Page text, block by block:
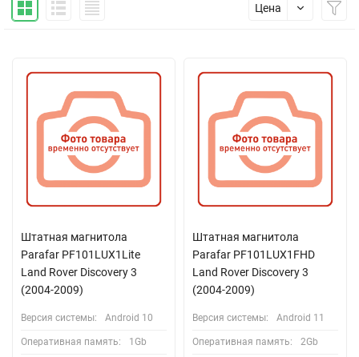
Цена
Штатная магнитола
Parafar PF101LUX1Lite
Land Rover Discovery 3
(2004-2009)
Версия системы: Android 10
Оперативная память: 1Gb
Штатная магнитола
Parafar PF101LUX1FHD
Land Rover Discovery 3
(2004-2009)
Версия системы: Android 11
Оперативная память: 2Gb